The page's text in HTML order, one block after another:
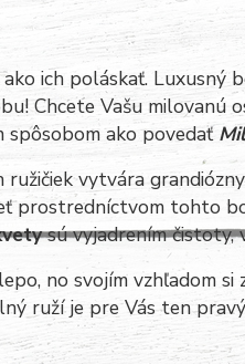
ich poláskať. Luxusný
Chcete Vašu milovanú
spôsobom ako povedať
ružičiek vytvára
prostredníctvom tohto
sú vyjadrením čistoty,
no svojím vzhľadom
ruží je pre Vás ten